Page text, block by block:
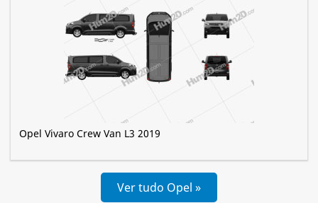
Opel Vivaro Crew Van L3 2019
Ver tudo Opel »